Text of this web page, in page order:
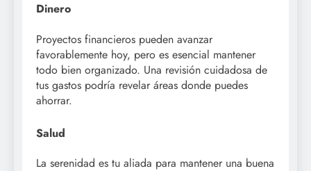
Dinero
Proyectos financieros pueden avanzar
favorablemente hoy, pero es esencial mantener
todo bien organizado. Una revisión cuidadosa de
tus gastos podría revelar áreas donde puedes
ahorrar.
Salud
La serenidad es tu aliada para mantener una buena